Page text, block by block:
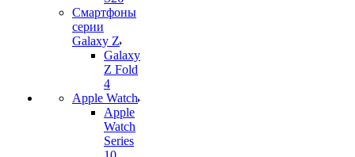
Смартфоны
серии
Galaxy Z
Galaxy
Z Fold
4
Apple Watch
Apple
Watch
Series